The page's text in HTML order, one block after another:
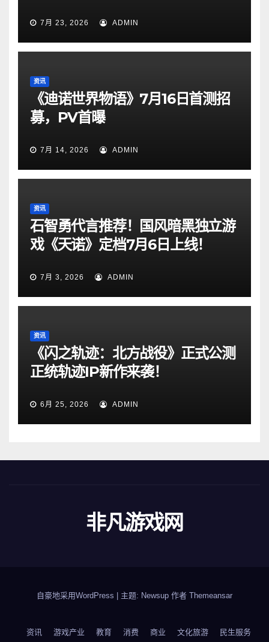
7月 23, 2026 ADMIN
资讯
《迪诺世界物语》7月16日首测招
募，PV首曝
7月 14, 2026 ADMIN
资讯
石智勇代言推荐！国风暗黑独立游
戏《天诺》定档7月6日上线！
7月 3, 2026 ADMIN
资讯
《闪之轨迹：北方战役》正式公测
正统轨迹IP新作来袭！
6月 25, 2026 ADMIN
非凡游戏网
自豪地采用WordPress 主题: Newsup 作者 Themeansar
资讯 游戏产业 教育 消费 商业 文化旅游 民生服务